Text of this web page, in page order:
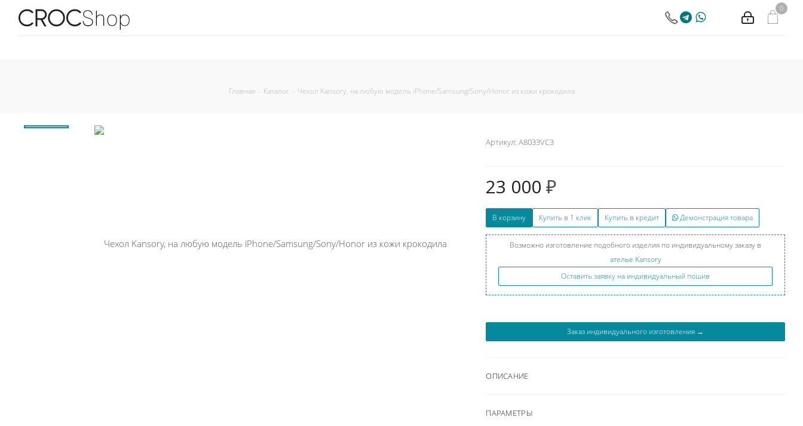
0
Главная - Каталог - Чехол Kansory, на любую модель iPhone/Samsung/Sony/Honor из кожи крокодила
Артикул: A8033VC3
23 000 ₽
В корзину Купить в 1 клик Купить в кредит Демонстрация товара
Возможно изготовление подобного изделия по индивидуальному заказу в
ателье Kansory
Оставить заявку на индивидуальный пошив
Заказ индивидуального изготовления →
ОПИСАНИЕ
ПАРАМЕТРЫ